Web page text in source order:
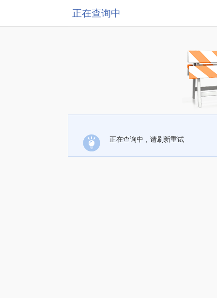
正在查询中
正在查询中，请刷新重试